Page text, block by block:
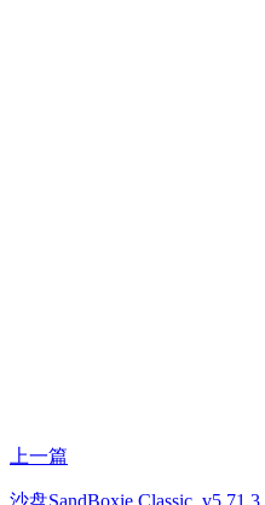
上一篇
沙盘SandBoxie